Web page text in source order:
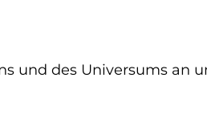
und des Universums an